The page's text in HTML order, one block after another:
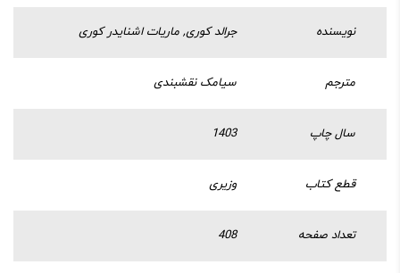
نویسنده جرالد کوری, ماریات اشنایدر کوری
مترجم سیامک نقشبندی
سال چاپ 1403
قطع کتاب وزیری
تعداد صفحه 408